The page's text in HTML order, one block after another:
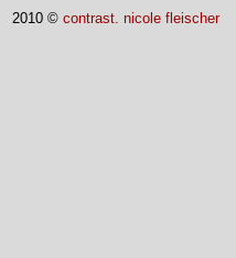
2010 © contrast. nicole fleischer